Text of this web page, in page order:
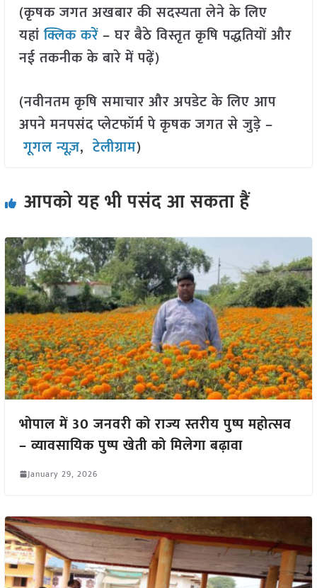
(कृषक जगत अखबार की सदस्यता लेने के लिए
यहांक्लिक करें– घर बैठे विस्तृत कृषि पद्धतियों और
नई तकनीक के बारे में पढ़ें)
(नवीनतम कृषि समाचार और अपडेट के लिए आप
अपने मनपसंद प्लेटफॉर्म पे कृषक जगत से जुड़े –
गूगल न्यूज़,टेलीग्राम)
आपको यह भी पसंद आ सकता हैं
भोपाल में 30 जनवरी को राज्य स्तरीय पुष्प महोत्सव
– व्यावसायिक पुष्प खेती को मिलेगा बढ़ावा
January 29, 2026